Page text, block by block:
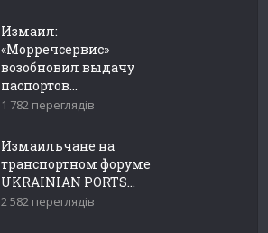
Измаил:
«Морречсервис»
возобновил выдачу
паспортов...
1 782 переглядів
Измаильчане на
транспортном форуме
UKRAINIAN PORTS...
2 582 переглядів